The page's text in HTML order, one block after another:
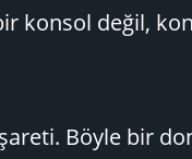
konsol değil,
Böyle bir